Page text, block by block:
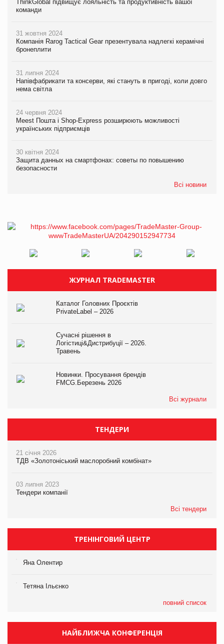
ThinkGlobal підвищує лояльність та продуктивність вашої
команди
31 жовтня 2024
Компанія Rarog Tactical Gear презентувала надлегкі керамічні
бронеплити
31 липня 2024
Напівфабрикати та консерви, які стануть в пригоді, коли довго
нема світла
24 червня 2024
Meest Пошта і Shop-Express розширюють можливості
українських підприємців
30 квітня 2024
Защита данных на смартфонах: советы по повышению
безопасности
Всі новини
ЖУРНАЛ TRADEMASTER
Каталог Головних Проєктів
PrivateLabel – 2026
Сучасні рішення в
Логістиці&Дистрибуції – 2026.
Травень
Новинки. Просування брендів
FMCG.Березень 2026
Всі журнали
ТЕНДЕРИ
21 січня 2026
ТДВ «Золотоніський маслоробний комбінат»
03 липня 2023
Тендери компанії
Всі тендери
ТРЕНІНГОВИЙ ЦЕНТР
Яна Олентир
Тетяна Ільєнко
повний список
НАЙБЛИЖЧА КОНФЕРЕНЦІЯ